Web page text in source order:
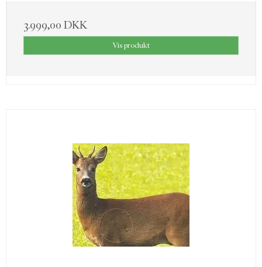
3.999,00 DKK
Vis produkt